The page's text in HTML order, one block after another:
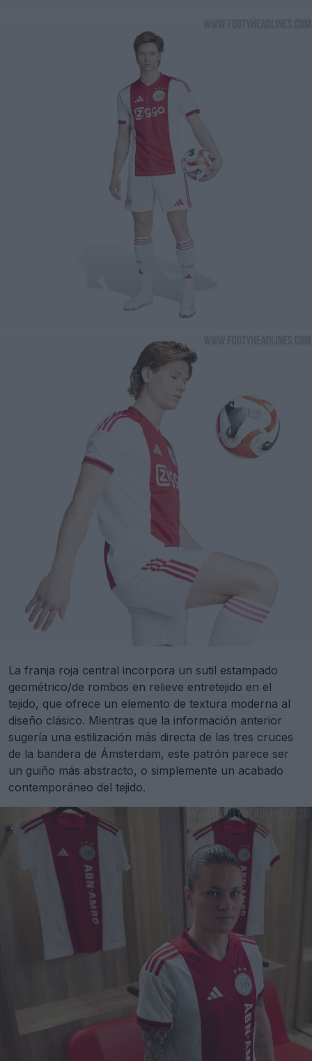
La franja roja central incorpora un sutil estampado
geométrico/de rombos en relieve entretejido en el
tejido, que ofrece un elemento de textura moderna al
diseño clásico. Mientras que la información anterior
sugería una estilización más directa de las tres cruces
de la bandera de Ámsterdam, este patrón parece ser
un guiño más abstracto, o simplemente un acabado
contemporáneo del tejido.